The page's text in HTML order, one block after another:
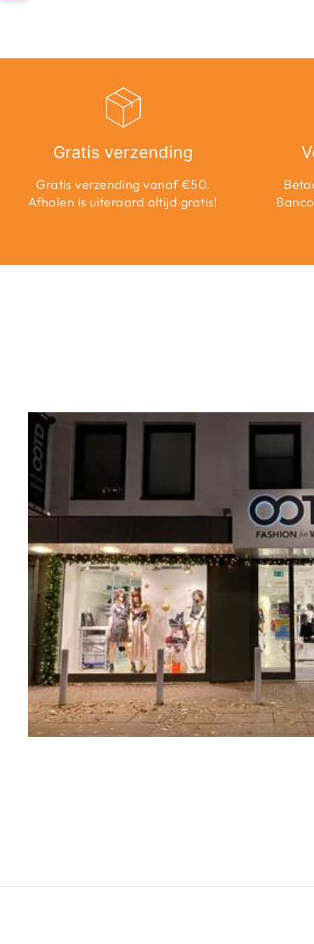
Gratis verzending
Gratis verzending vanaf €50.
Afhalen is uiteraard altijd gratis!